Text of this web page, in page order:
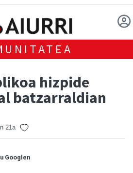
hizpide
batzarraldian
21a
Googlen